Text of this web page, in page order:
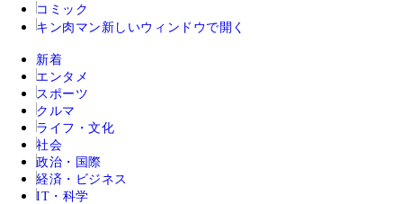
コミック
キン肉マン 新しいウィンドウで開く
新着
エンタメ
スポーツ
クルマ
ライフ・文化
社会
政治・国際
経済・ビジネス
IT・科学